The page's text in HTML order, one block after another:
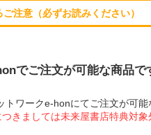
注意（必ずお読みください）
でご注文が可能な商品で
トワークe-honにてご注文が可
きましては未来屋書店特典対象